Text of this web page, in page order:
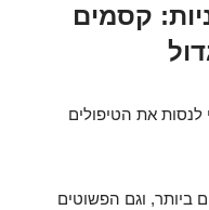
קסמים
לנסות את הטיפולים
ביותר, וגם הפשוטים